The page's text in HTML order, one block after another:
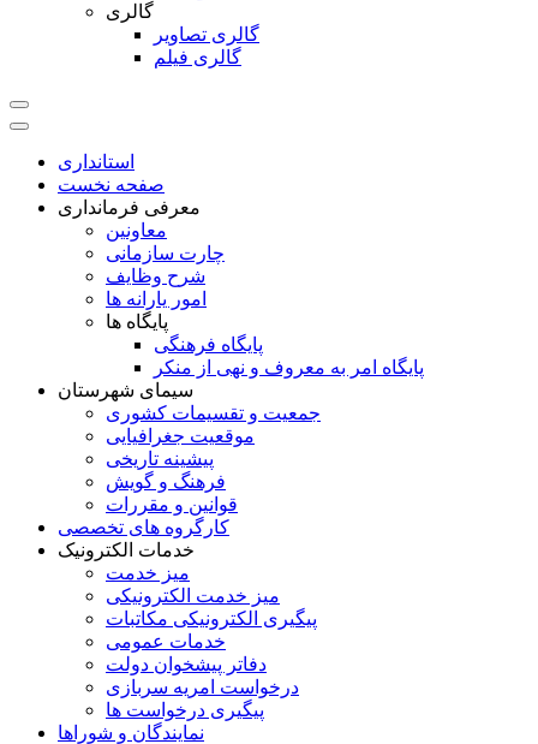
گالری
گالری تصاویر
گالری فیلم
استانداری
صفحه نخست
معرفی فرمانداری
معاونین
چارت سازمانی
شرح وظایف
امور یارانه ها
پایگاه ها
پایگاه فرهنگی
پایگاه امر به معروف و نهی از منکر
سیمای شهرستان
جمعیت و تقسیمات کشوری
موقعیت جغرافیایی
پیشینه تاریخی
فرهنگ و گویش
قوانین و مقررات
کارگروه های تخصصی
خدمات الکترونیک
میز خدمت
میز خدمت الکترونیکی
پیگیری الکترونیکی مکاتبات
خدمات عمومی
دفاتر پیشخوان دولت
درخواست امریه سربازی
پیگیری درخواست ها
نمایندگان و شوراها